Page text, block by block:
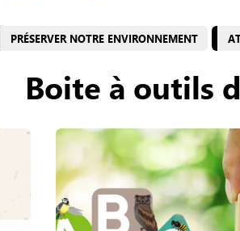
PRÉSERVER NOTRE ENVIRONNEMENT
Boite à outils